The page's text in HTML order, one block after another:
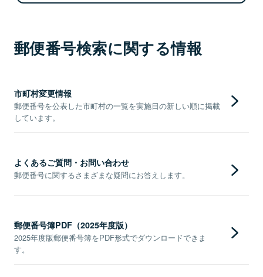
郵便番号検索に関する情報
市町村変更情報
郵便番号を公表した市町村の一覧を実施日の新しい順に掲載
しています。
よくあるご質問・お問い合わせ
郵便番号に関するさまざまな疑問にお答えします。
郵便番号簿PDF（2025年度版）
2025年度版郵便番号簿をPDF形式でダウンロードできま
す。